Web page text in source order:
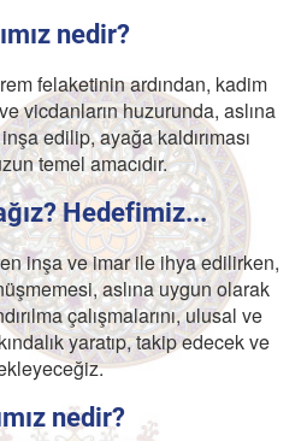
nedir?
felaketinin ardından, kadim
vicdanların huzurunda, aslına
edilip, ayağa kaldırıması
temel amacıdır.
Hedefimiz...
inşa ve imar ile ihya edilirken,
aslına uygun olarak
çalışmalarını, ulusal ve
yaratıp, takip edecek ve
nedir?